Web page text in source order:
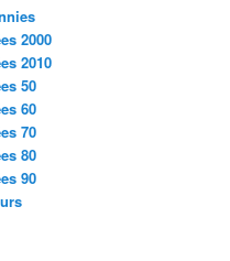
2000
2010
50
60
70
80
90